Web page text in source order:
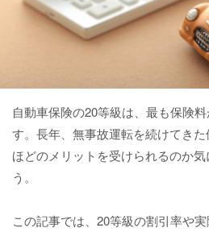
自動車保険の20等級は、最も保険
す。長年、無事故運転を続けてき
ほどのメリットを受けられるのか
う。
この記事では、20等級の割引率や